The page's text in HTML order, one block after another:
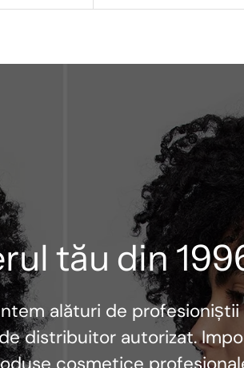
tău din
alături de profesioniștii
distribuitor autorizat.